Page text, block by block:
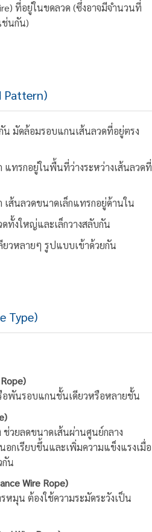
ที่อยู่ในขดลวด (ซึ่งอาจมีจำนวนที่
ช่นกัน)
Pattern)
มัดล้อมรอบแกนเส้นลวดที่อยู่ตรง
แทรกอยู่ในพื้นที่ว่างระหว่างเส้นลวดที่
ส้นลวดขนาดเล็กแทรกอยู่ด้านใน
ทั้งใหญ่และเล็กวางสลับกัน
วหลายๆ รูปแบบเข้าด้วยกัน
Type)
อพันรอบแกนชั้นเดียวหรือหลายชั้น
ช่วยลดขนาดเส้นผ่านศูนย์กลาง
กเรียบขึ้นและเพิ่มความแข็งแรงเมื่อ
กัน
Wire Rope)
หมุน ต้องใช้ความระมัดระวังเป็น